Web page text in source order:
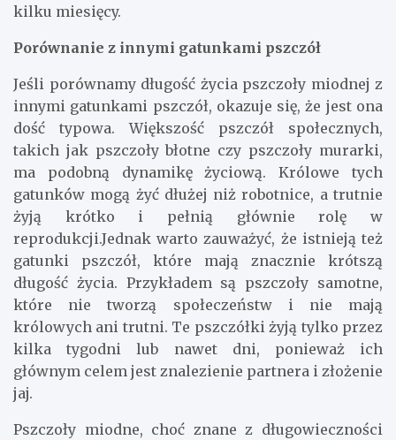
kilku miesięcy.
Porównanie z innymi gatunkami pszczół
Jeśli porównamy długość życia pszczoły miodnej z
innymi gatunkami pszczół, okazuje się, że jest ona
dość typowa. Większość pszczół społecznych,
takich jak pszczoły błotne czy pszczoły murarki,
ma podobną dynamikę życiową. Królowe tych
gatunków mogą żyć dłużej niż robotnice, a trutnie
żyją krótko i pełnią głównie rolę w
reprodukcji.Jednak warto zauważyć, że istnieją też
gatunki pszczół, które mają znacznie krótszą
długość życia. Przykładem są pszczoły samotne,
które nie tworzą społeczeństw i nie mają
królowych ani trutni. Te pszczółki żyją tylko przez
kilka tygodni lub nawet dni, ponieważ ich
głównym celem jest znalezienie partnera i złożenie
jaj.
Pszczoły miodne, choć znane z długowieczności